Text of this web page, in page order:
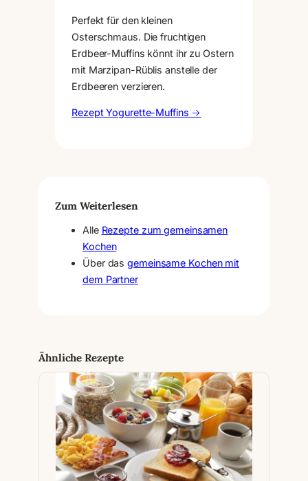
Perfekt für den kleinen
Osterschmaus. Die fruchtigen
Erdbeer-Muffins könnt ihr zu Ostern
mit Marzipan-Rüblis anstelle der
Erdbeeren verzieren.
Rezept Yogurette-Muffins →
Zum Weiterlesen
Alle Rezepte zum gemeinsamen
Kochen
Über dasgemeinsame Kochen mit
dem Partner
Ähnliche Rezepte